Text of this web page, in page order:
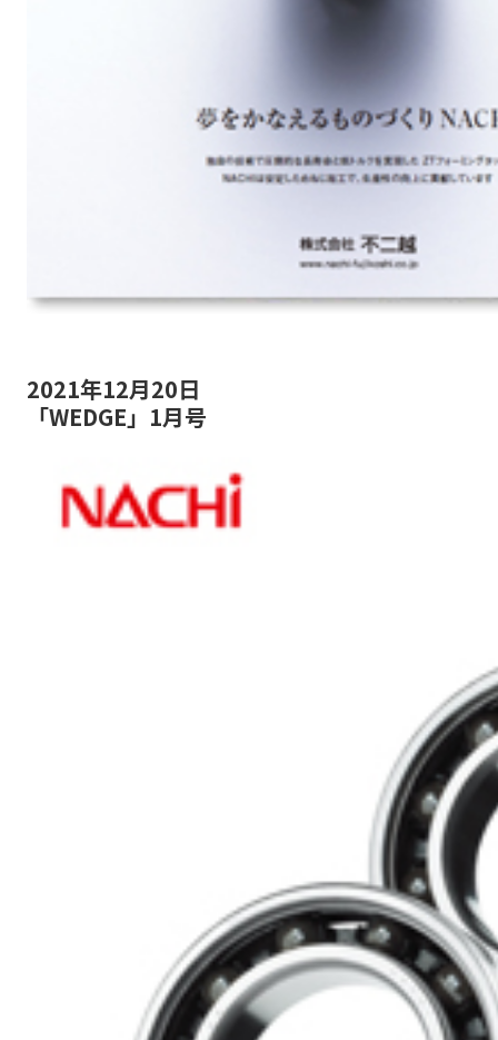
2021年12月20日
「WEDGE」1月号